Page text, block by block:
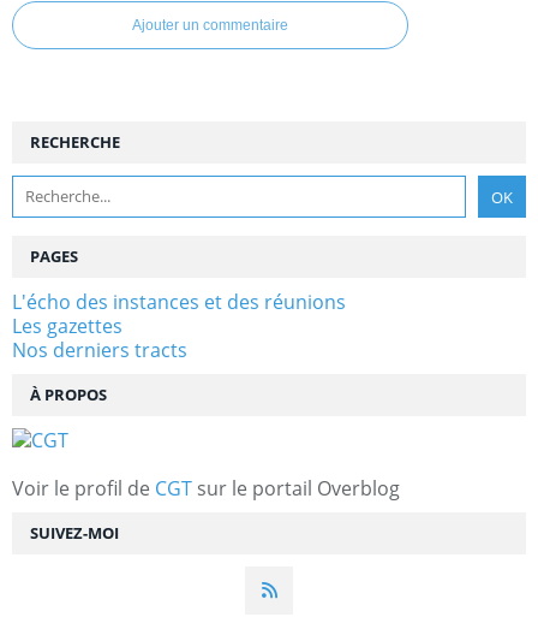
Ajouter un commentaire
SUIVEZ-MOI
RECHERCHE
À PROPOS
Voir le profil de CGT sur le portail Overblog
PAGES
L'écho des instances et des réunions
Les gazettes
Nos derniers tracts